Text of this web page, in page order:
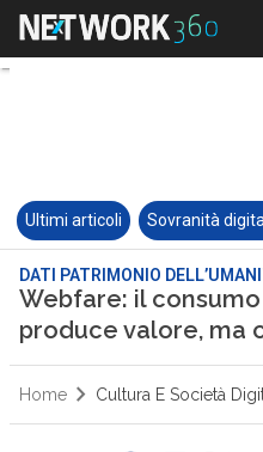
Ultimi articoli Sovranità
DATI PATRIMONIO
Webfare: il
produce valore, ma
Home Cultura E Società